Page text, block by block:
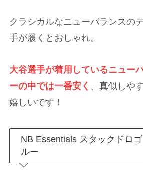
クラシカルなニューバランスの
手が履くとおしゃれ。
大谷選手が着用しているニュー
ーの中では一番安く 、真似しや
嬉しいです！
NB Essentials スタックドロ
ルー